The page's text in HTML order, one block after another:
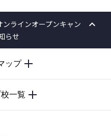
ンラインオープンキャン
らせ
ップ
一覧